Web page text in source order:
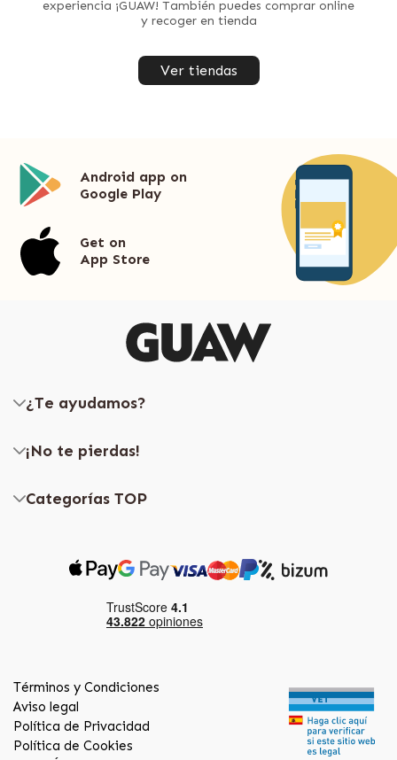
experiencia ¡GUAW! También puedes comprar online
y recoger en tienda
Ver tiendas
Android app on
Google Play
Get on
App Store
¿Te ayudamos?
¡No te pierdas!
Categorías TOP
Términos y Condiciones
Aviso legal
Política de Privacidad
Política de Cookies